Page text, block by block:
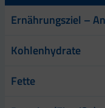
Ernährungsziel –
Kohlenhydrate
Fette